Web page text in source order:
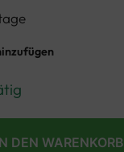
DEN WARENKORB